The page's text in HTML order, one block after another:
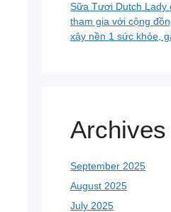
Sữa Tươi Dutch Lady
tham gia với cộng
xây nền 1 sức khỏe,
Archives
September 2025
August 2025
July 2025